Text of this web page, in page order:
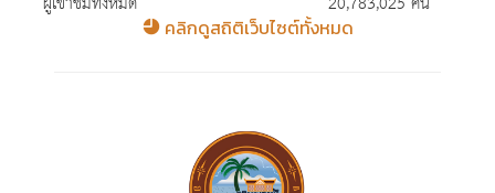
คลิกดูสถิติเว็บไซต์ทั้งหมด